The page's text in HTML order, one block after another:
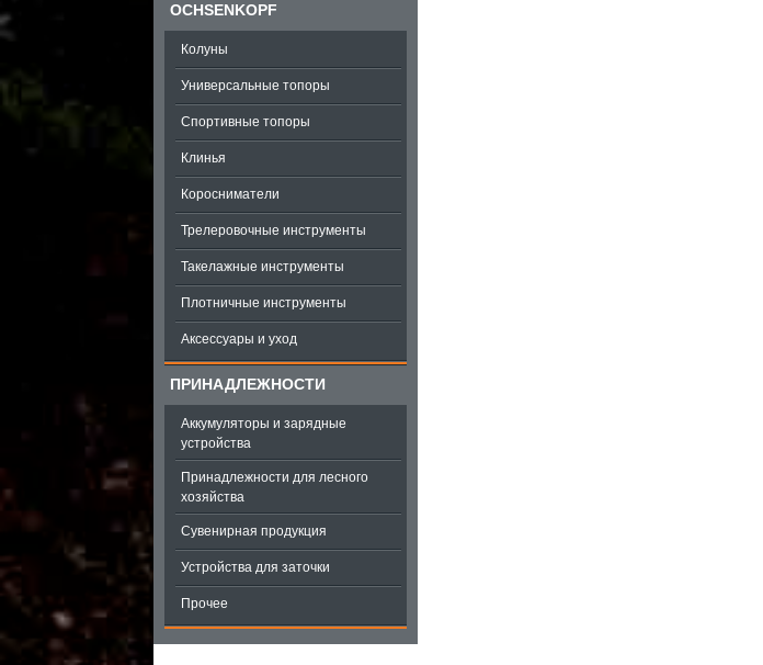
OCHSENKOPF
Колуны
Универсальные топоры
Спортивные топоры
Клинья
Коросниматели
Трелеровочные инструменты
Такелажные инструменты
Плотничные инструменты
Аксессуары и уход
ПРИНАДЛЕЖНОСТИ
Аккумуляторы и зарядные
устройства
Принадлежности для лесного
хозяйства
Сувенирная продукция
Устройства для заточки
Прочее